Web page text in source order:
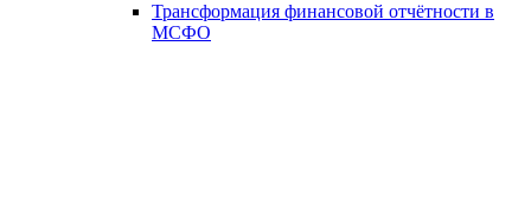
Трансформация финансовой отчётности в
МСФО